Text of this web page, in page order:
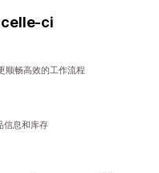
celle-ci
顺畅高效的工作流程
信息和库存